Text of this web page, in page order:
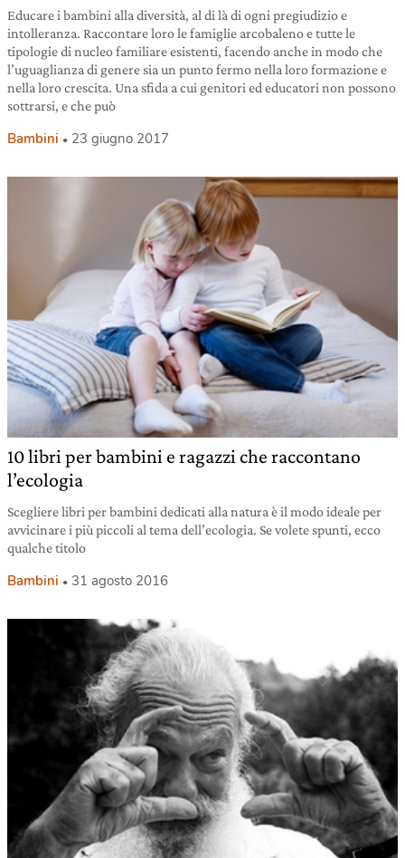
Educare i bambini alla diversità, al di là di ogni pregiudizio e
intolleranza. Raccontare loro le famiglie arcobaleno e tutte le
tipologie di nucleo familiare esistenti, facendo anche in modo che
l’uguaglianza di genere sia un punto fermo nella loro formazione e
nella loro crescita. Una sfida a cui genitori ed educatori non possono
sottrarsi, e che può
Bambini 23 giugno 2017
10 libri per bambini e ragazzi che raccontano
l’ecologia
Scegliere libri per bambini dedicati alla natura è il modo ideale per
avvicinare i più piccoli al tema dell’ecologia. Se volete spunti, ecco
qualche titolo
Bambini 31 agosto 2016